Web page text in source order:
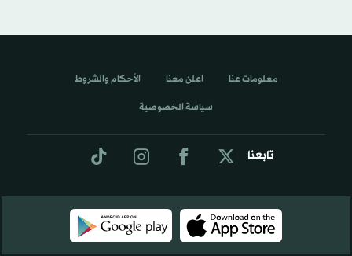
تابعنا
معلومات عنا اعلن معنا الأحكام والشروط
سياسة الخصوصية